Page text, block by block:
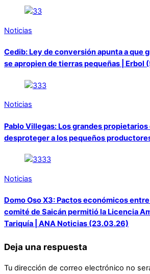
Noticias
Cedib: Ley de conversión apunta a que
se apropien de tierras pequeñas | Erbol
Noticias
Pablo Villegas: Los grandes
desproteger a los pequeños
Noticias
Domo Oso X3: Pactos económicos
comité de Saicán permitió la Licencia
Tariquía | ANA Noticias (23.03.26)
Deja una respuesta
Tu dirección de correo electrónico no